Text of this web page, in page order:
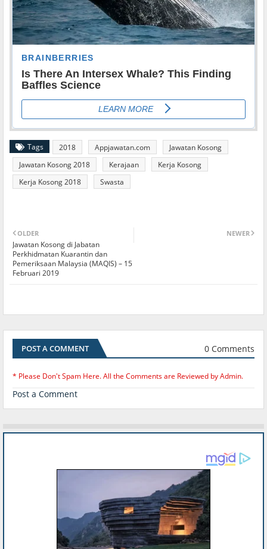
Tags 2018 Appjawatan.com
Jawatan Kosong
Jawatan Kosong 2018
Kerajaan
Kerja Kosong
Kerja Kosong 2018
Swasta
NEWER
OLDER
Jawatan Kosong di Jabatan
Perkhidmatan Kuarantin dan
Pemeriksaan Malaysia (MAQIS) – 15
Februari 2019
POST A COMMENT 0 Comments
* Please Don't Spam Here. All the Comments are Reviewed by Admin.
Post a Comment